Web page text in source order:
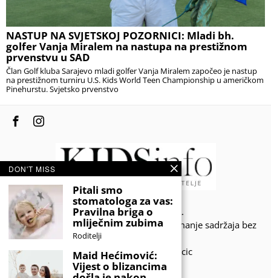
NASTUP NA SVJETSKOJ POZORNICI: Mladi bh.
golfer Vanja Miralem na nastupa na prestižnom
prvenstvu u SAD
Član Golf kluba Sarajevo mladi golfer Vanja Miralem započeo je nastup
na prestižnom turniru U.S. Kids World Teen Championship u američkom
Pinehurstu. Svjetsko prvenstvo
© 2020 - KIDSINFO.BA.
Sva prava zadržana. Zabranjeno preuzimanje sadržaja bez
dozvole izdavača.
Developed by Amar SIjercic
IZAŠAO JE NOVI MAGAZIN!
DON'T MISS
Pitali smo
stomatologa za vas:
Pravilna briga o
mliječnim zubima
Roditelji
Maid Hećimović:
Vijest o blizancima